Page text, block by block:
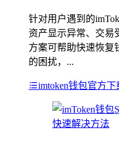
针对用户遇到的
资产显示异常、交易
方案可帮助快速恢复
的困扰，...
imtoken钱包官方下